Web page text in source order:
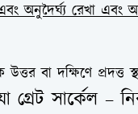
অনুদৈর্ঘ্য রেখা এবং
উত্তর বা দক্ষিণে প্রদত্ত
গ্রেট সার্কেল –